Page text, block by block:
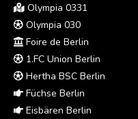
Olympia 0331
Olympia 030
Foire de Berlin
1.FC Union Berlin
Hertha BSC Berlin
Füchse Berlin
Eisbären Berlin